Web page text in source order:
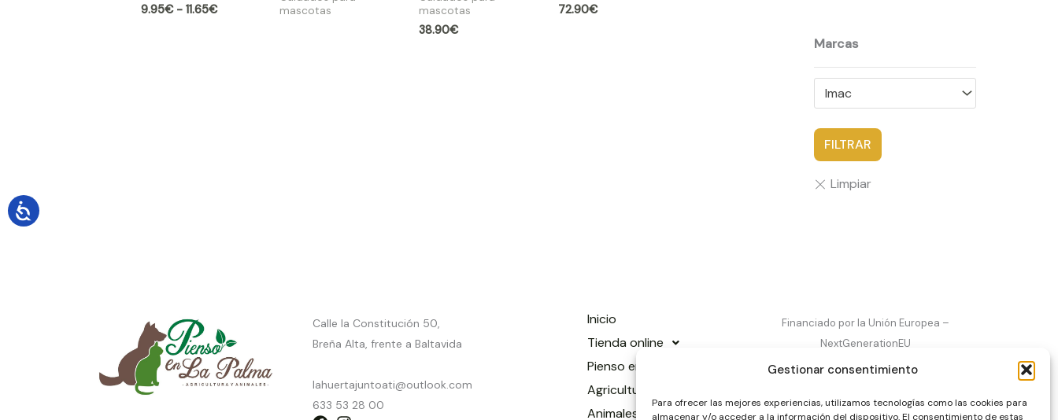
Gestionar consentimiento
Para ofrecer las mejores experiencias, utilizamos tecnologías como las cookies para
almacenar y/o acceder a la información del dispositivo. El consentimiento de estas
9.95€ - 11.65€
mascotas
mascotas
38.90€
72.90€
Marcas
Imac
FILTRAR
Calle la Constitución 50,
Breña Alta, frente a Baltavida
lahuertajuntoati@outlook.com
633 53 28 00
Inicio
Tienda online
Pienso en La Palma
Agricultura
Animales
Financiado por la Unión Europea –
NextGenerationEU